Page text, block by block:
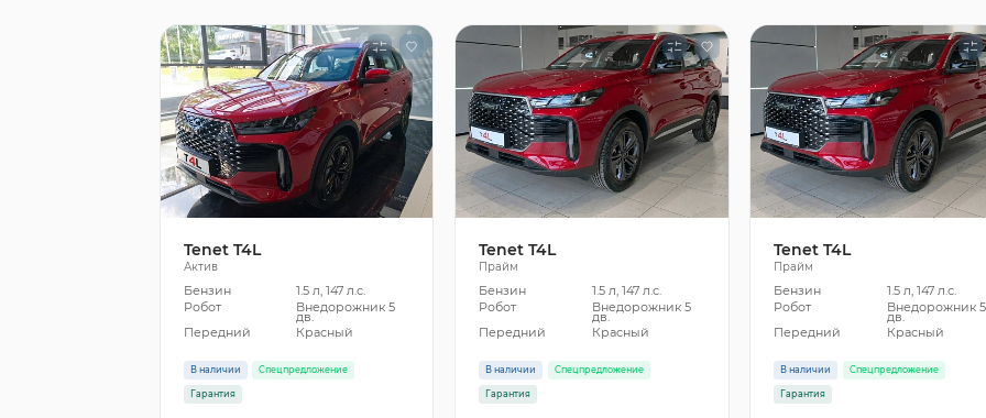
Tenet T4L
Актив
Бензин
1.5 л, 147 л.с.
Робот
Внедорожник 5
дв.
Передний
Красный
В наличии Спецпредложение
Гарантия
Tenet T4L
Прайм
Бензин
1.5 л, 147 л.с.
Робот
Внедорожник 5
дв.
Передний
Красный
В наличии Спецпредложение
Гарантия
Tenet T4L
Прайм
Бензин
1.5 л, 147 л.с.
Робот
Внедорожник 5
дв.
Передний
Красный
В наличии Спецпредложение
Гарантия